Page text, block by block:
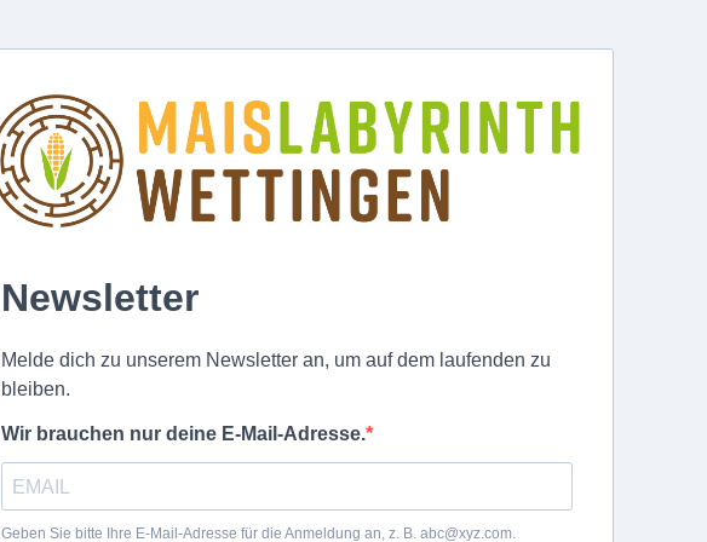
Newsletter
Melde dich zu unserem Newsletter an, um auf dem laufenden zu
bleiben.
Wir brauchen nur deine E-Mail-Adresse.
Geben Sie bitte Ihre E-Mail-Adresse für die Anmeldung an, z. B. abc@xyz.com.